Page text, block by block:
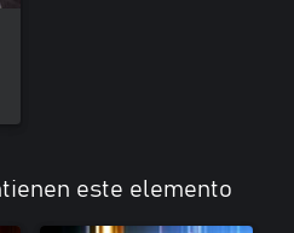
este elemento